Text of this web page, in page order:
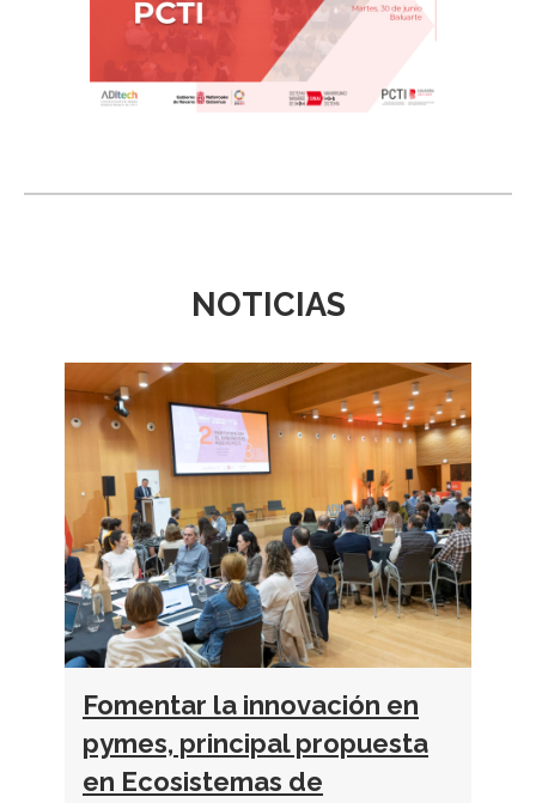
NOTICIAS
Fomentar la innovación en
pymes, principal propuesta
en Ecosistemas de